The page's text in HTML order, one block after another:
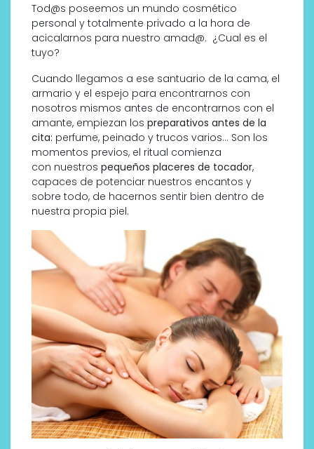
Tod@s poseemos un mundo cosmético
personal y totalmente privado a la hora de
acicalarnos para nuestro amad@. ¿Cual es el
tuyo?
Cuando llegamos a ese santuario de la cama, el
armario y el espejo para encontrarnos con
nosotros mismos antes de encontrarnos con el
amante, empiezan los preparativos antes de la
cita: perfume, peinado y trucos varios… Son los
momentos previos, el ritual comienza
con nuestros pequeños placeres de tocador,
capaces de potenciar nuestros encantos y
sobre todo, de hacernos sentir bien dentro de
nuestra propia piel.